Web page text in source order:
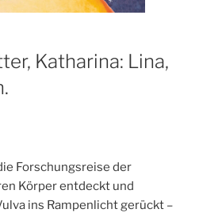
Katharina: Lina,
Forschungsreise der
Körper entdeckt und
ins Rampenlicht gerückt –